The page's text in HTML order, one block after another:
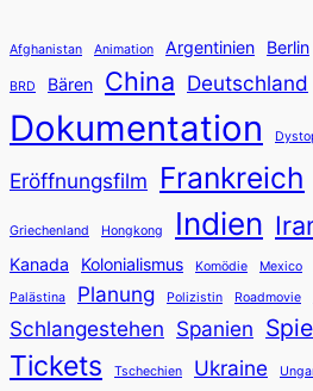
Afghanistan Animation Argentinien Berlin
BRD Bären China Deutschland
Dokumentation
Eröffnungsfilm Frankreich
Griechenland Hongkong Indien
Kanada Kolonialismus Komödie Mexico
Palästina
Planung Polizistin Roadmovie
Schlangestehen Spanien
Tickets Tschechien Ukraine